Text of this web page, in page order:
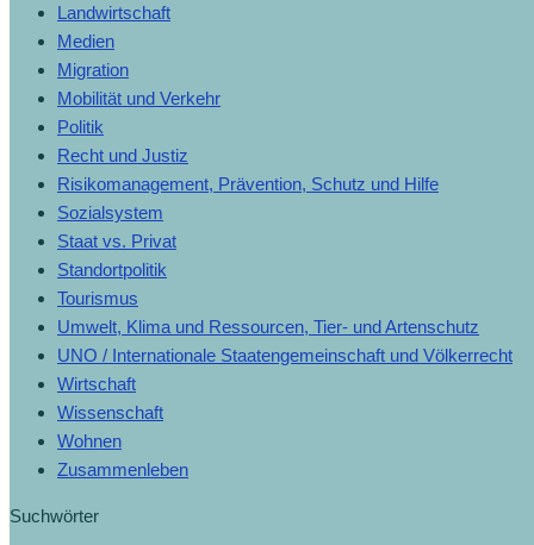
Landwirtschaft
Medien
Migration
Mobilität und Verkehr
Politik
Recht und Justiz
Risikomanagement, Prävention, Schutz und Hilfe
Sozialsystem
Staat vs. Privat
Standortpolitik
Tourismus
Umwelt, Klima und Ressourcen, Tier- und Artenschutz
UNO / Internationale Staatengemeinschaft und Völkerrecht
Wirtschaft
Wissenschaft
Wohnen
Zusammenleben
Suchwörter